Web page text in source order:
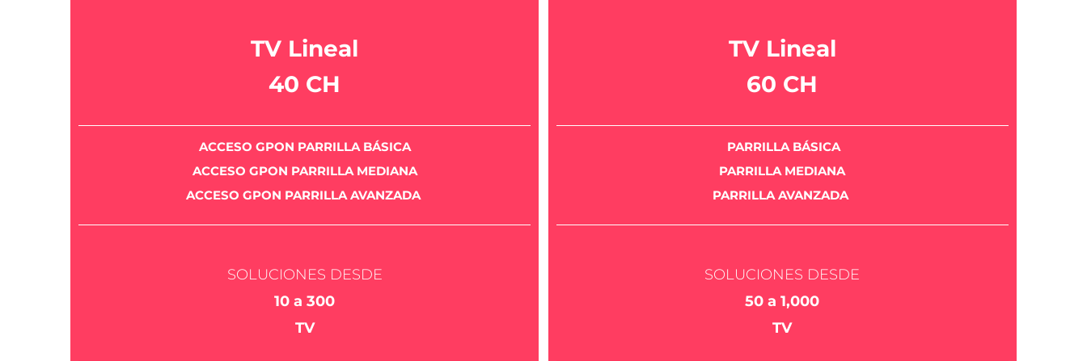
TV Lineal
40 CH
ACCESO GPON PARRILLABÁSICA
ACCESO GPON PARRILLA MEDIANA
ACCESO GPON PARRILLA AVANZADA
SOLUCIONES DESDE
10 a 300
TV
TV Lineal
60 CH
PARRILLABÁSICA
PARRILLA MEDIANA
PARRILLA AVANZADA
SOLUCIONES DESDE
50 a 1,000
TV